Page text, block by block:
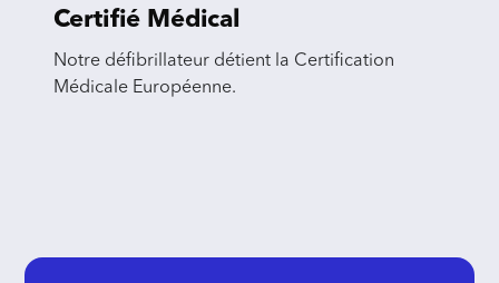
Certifié Médical
Notre défibrillateur détient la Certification
Médicale Européenne.